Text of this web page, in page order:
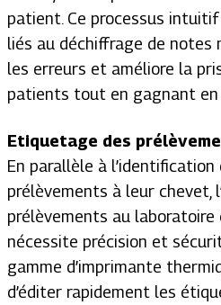
patient. Ce processus
liés au déchiffrage de notes
les erreurs et améliore la
patients tout en gagnant en
Etiquetage des
En parallèle à
prélèvements à leur chevet,
prélèvements au laboratoire
nécessite précision et
gamme d’imprimante
d’éditer rapidement les